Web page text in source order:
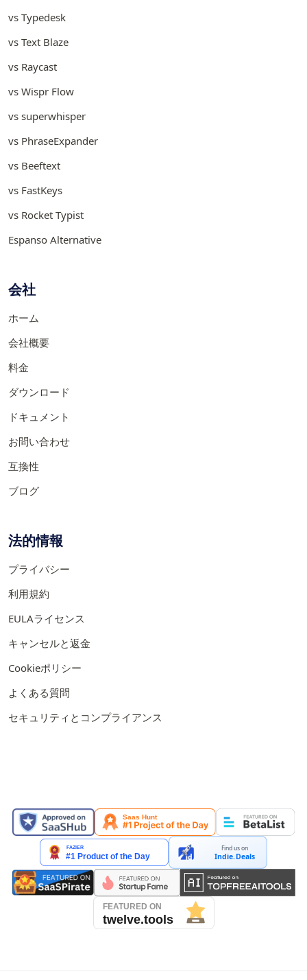
vs Typedesk
vs Text Blaze
vs Raycast
vs Wispr Flow
vs superwhisper
vs PhraseExpander
vs Beeftext
vs FastKeys
vs Rocket Typist
Espanso Alternative
会社
ホーム
会社概要
料金
ダウンロード
ドキュメント
お問い合わせ
互換性
ブログ
法的情報
プライバシー
利用規約
EULAライセンス
キャンセルと返金
Cookieポリシー
よくある質問
セキュリティとコンプライアンス
Find us on
Indie.Deals